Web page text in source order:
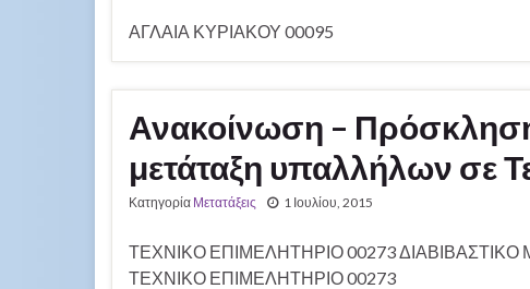
ΑΓΛΑΙΑ ΚΥΡΙΑΚΟΥ 00095
Ανακοίνωση –
μετάταξη υπαλλήλων σε
Κατηγορία Μετατάξεις 1 Ιουλίου, 2015
ΤΕΧΝΙΚΟ ΕΠΙΜΕΛΗΤΗΡΙΟ 00273
ΤΕΧΝΙΚΟ ΕΠΙΜΕΛΗΤΗΡΙΟ 00273